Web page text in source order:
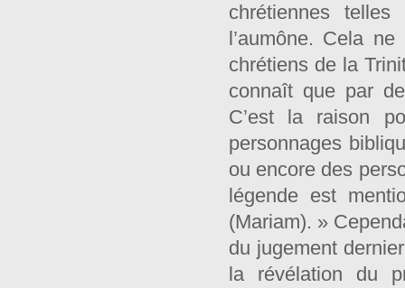
chrétiennes
l’aumône. Cela
chrétiens de la
connaît que par
C’est la raison
personnages
ou encore des
légende est
(Mariam). »
du jugement
la révélation du